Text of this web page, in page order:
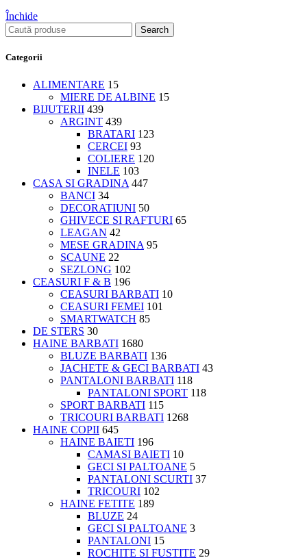
Închide
Search
Categorii
ALIMENTARE 15
MIERE DE ALBINE 15
BIJUTERII 439
ARGINT 439
BRATARI 123
CERCEI 93
COLIERE 120
INELE 103
CASA SI GRADINA 447
BANCI 34
DECORATIUNI 50
GHIVECE SI RAFTURI 65
LEAGAN 42
MESE GRADINA 95
SCAUNE 22
SEZLONG 102
CEASURI F & B 196
CEASURI BARBATI 10
CEASURI FEMEI 101
SMARTWATCH 85
DE STERS 30
HAINE BARBATI 1680
BLUZE BARBATI 136
JACHETE & GECI BARBATI 43
PANTALONI BARBATI 118
PANTALONI SPORT 118
SPORT BARBATI 115
TRICOURI BARBATI 1268
HAINE COPII 645
HAINE BAIETI 196
CAMASI BAIETI 10
GECI SI PALTOANE 5
PANTALONI SCURTI 37
TRICOURI 102
HAINE FETITE 189
BLUZE 24
GECI SI PALTOANE 3
PANTALONI 15
ROCHITE SI FUSTITE 29